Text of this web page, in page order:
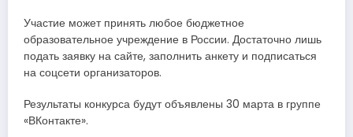
Участие может принять любое бюджетное
образовательное учреждение в России. Достаточно лишь
подать заявку на сайте, заполнить анкету и подписаться
на соцсети организаторов.
Результаты конкурса будут объявлены 30 марта в группе
«ВКонтакте».